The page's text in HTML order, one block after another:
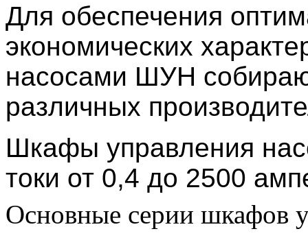
Для обеспечения
экономических
насосами ШУН
различных
Шкафы управления
токи от 0,4 до 2500
Основные серии шкафов